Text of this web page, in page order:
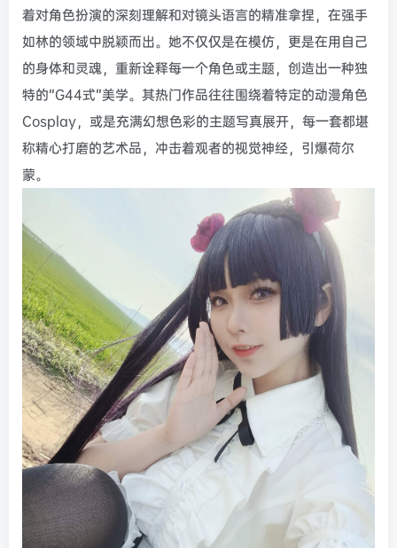
着对角色扮演的深刻理解和对镜头语言的精准拿捏，在强手
如林的领域中脱颖而出。她不仅仅是在模仿，更是在用自己
的身体和灵魂，重新诠释每一个角色或主题，创造出一种独
特的“G44式”美学。其热门作品往往围绕着特定的动漫角色
Cosplay，或是充满幻想色彩的主题写真展开，每一套都堪
称精心打磨的艺术品，冲击着观者的视觉神经，引爆荷尔
蒙。